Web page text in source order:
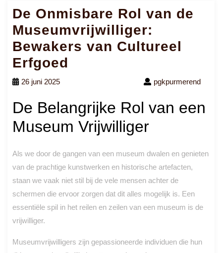
De Onmisbare Rol van de
Museumvrijwilliger:
Bewakers van Cultureel
Erfgoed
26 juni 2025 pgkpurmerend
De Belangrijke Rol van een
Museum Vrijwilliger
Als we door de gangen van een museum dwalen en genieten
van de prachtige kunstwerken en historische artefacten,
staan we vaak niet stil bij de vele mensen achter de
schermen die ervoor zorgen dat dit alles mogelijk is. Een
essentiële spil in het reilen en zeilen van een museum is de
vrijwilliger.
Museumvrijwilligers zijn gepassioneerde individuen die hun